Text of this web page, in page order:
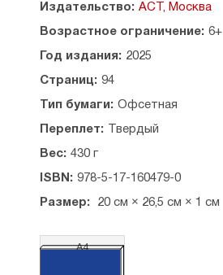
Издательство: АСТ, Москва
Возрастное ограничение: 6+
Год издания: 2025
Страниц: 94
Тип бумаги: Офсетная
Переплет: Твердый
Вес: 430 г
ISBN: 978-5-17-160479-0
Размер: 20 см × 26,5 см × 1 см
А4